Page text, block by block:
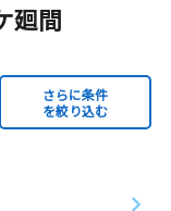
廻間
さらに条件
を絞り込む